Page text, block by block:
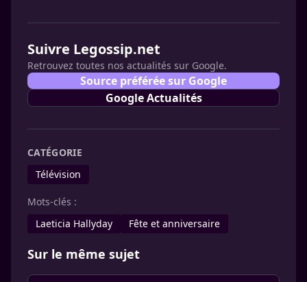
Suivre Legossip.net
Retrouvez toutes nos actualités sur Google.
Source préférée sur Google
Google Actualités
CATÉGORIE
Télévision
Mots-clés :
Laeticia Hallyday
Fête et anniversaire
Sur le même sujet